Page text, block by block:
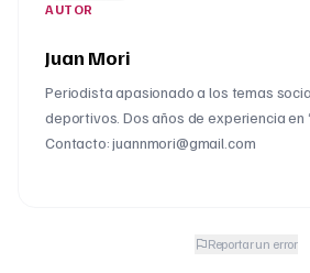
AUTOR
Juan Mori
Periodista apasionado a los temas
deportivos. Dos años de experiencia en
Contacto: juannmori@gmail.com
Reportar un error